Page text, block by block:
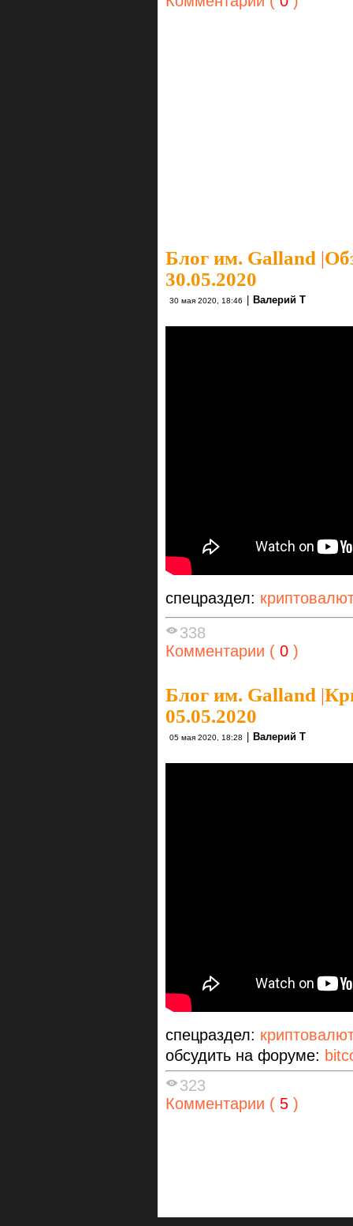
Блог им. Galland |
30.05.2020
30 мая 2020, 18:46 Валерий Т
спецраздел:
338
Комментарии ( 0 )
Блог им. Galland |
05.05.2020
05 мая 2020, 18:28 Валерий Т
спецраздел:
обсудить на форуме:
323
Комментарии ( 5 )